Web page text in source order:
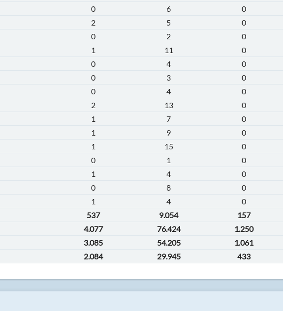
0 6 0
2 5 0
0 2 0
1 11 0
0 4 0
0 3 0
0 4 0
2 13 0
1 7 0
1 9 0
1 15 0
0 1 0
1 4 0
0 8 0
1 4 0
537 9.054 157
4.077 76.424 1.250
3.085 54.205 1.061
2.084 29.945 433